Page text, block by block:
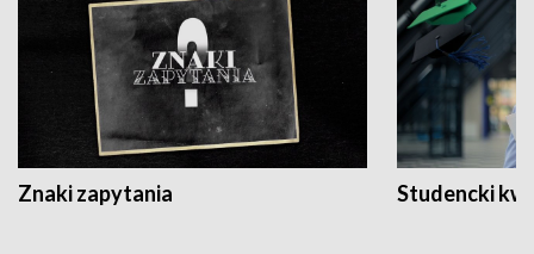
Znaki zapytania Studencki